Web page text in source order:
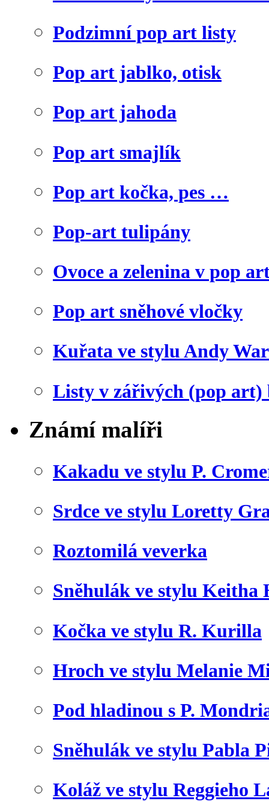
Podzimní pop art listy
Pop art jablko, otisk
Pop art jahoda
Pop art smajlík
Pop art kočka, pes …
Pop-art tulipány
Ovoce a zelenina v pop
Pop art sněhové vločky
Kuřata ve stylu Andy
Listy v zářivých (pop art)
Známí malíři
Kakadu ve stylu P.
Srdce ve stylu Loretty
Roztomilá veverka
Sněhulák ve stylu Keitha
Kočka ve stylu R. Kurilla
Hroch ve stylu Melanie
Pod hladinou s P.
Sněhulák ve stylu Pabla
Koláž ve stylu Reggieho